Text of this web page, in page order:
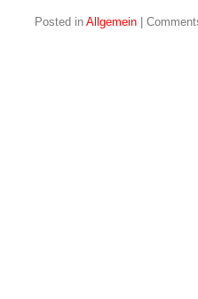
Posted in Allgemein|